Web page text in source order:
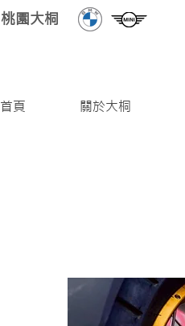
桃園大桐
首頁 關於大桐